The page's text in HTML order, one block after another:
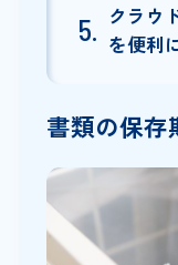
クラウ
を便利
書類の保存